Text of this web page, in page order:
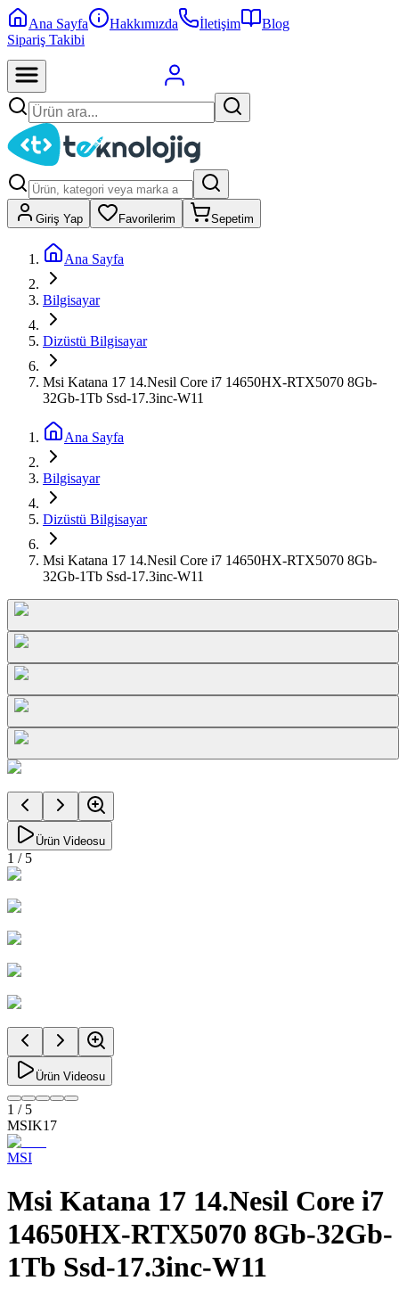
Ana Sayfa Hakkımızda İletişim
Blog
Sipariş Takibi
Giriş Yap Favorilerim Sepetim
Ana Sayfa
Bilgisayar
Dizüstü Bilgisayar
Msi Katana 17 14.Nesil Core i7 14650HX-RTX5070 8Gb-
32Gb-1Tb Ssd-17.3inc-W11
Ana Sayfa
Bilgisayar
Dizüstü Bilgisayar
Msi Katana 17 14.Nesil Core i7 14650HX-RTX5070 8Gb-
32Gb-1Tb Ssd-17.3inc-W11
Ürün Videosu
1 / 5
Ürün Videosu
1 / 5
MSIK17
MSI
Msi Katana 17 14.Nesil Core i7
14650HX-RTX5070 8Gb-32Gb-
1Tb Ssd-17.3inc-W11